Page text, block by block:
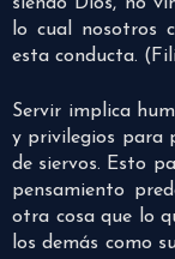
siendo Dios, no
lo cual nosotros
esta conducta.
Servir implica
y privilegios para
de siervos. Esto
pensamiento
otra cosa que lo
los demás como